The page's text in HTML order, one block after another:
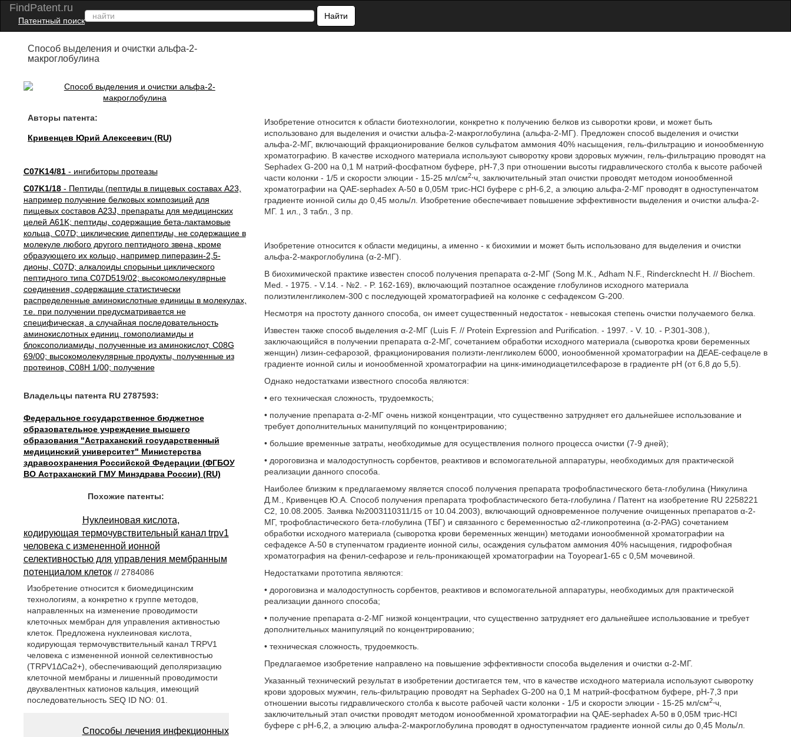
FindPatent.ru
Патентный поиск
Найти
Способ выделения и очистки альфа-2-
макроглобулина
Авторы патента:
Кривенцев Юрий Алексеевич (RU)
C07K14/81- ингибиторы протеазы
C07K1/18- Пептиды (пептиды в пищевых составах A23,
например получение белковых композиций для
пищевых составов A23J, препараты для медицинских
целей A61K; пептиды, содержащие бета-лактамовые
кольца, C07D; циклические дипептиды, не содержащие в
молекуле любого другого пептидного звена, кроме
образующего их кольцо, например пиперазин-2,5-
дионы, C07D; алкалоиды спорыньи циклического
пептидного типа C07D519/02; высокомолекулярные
соединения, содержащие статистически
распределенные аминокислотные единицы в молекулах,
т.е. при получении предусматривается не
специфическая, а случайная последовательность
аминокислотных единиц, гомополиамиды и
блоксополиамиды, полученные из аминокислот, C08G
69/00; высокомолекулярные продукты, полученные из
протеинов, C08H 1/00; получение
Владельцы патента RU 2787593:
Федеральное государственное бюджетное
образовательное учреждение высшего
образования "Астраханский государственный
медицинский университет" Министерства
здравоохранения Российской Федерации (ФГБОУ
ВО Астраханский ГМУ Минздрава России) (RU)
Изобретение относится к области биотехнологии, конкретно к получению белков из сыворотки крови, и может быть
использовано для выделения и очистки альфа-2-макроглобулина (альфа-2-МГ). Предложен способ выделения и очистки
альфа-2-МГ, включающий фракционирование белков сульфатом аммония 40% насыщения, гель-фильтрацию и ионообменную
хроматографию. В качестве исходного материала используют сыворотку крови здоровых мужчин, гель-фильтрацию проводят на
Sephadex G-200 на 0,1 М натрий-фосфатном буфере, рН-7,3 при отношении высоты гидравлического столба к высоте рабочей
части колонки - 1/5 и скорости элюции - 15-25 мл/см2⋅ч, заключительный этап очистки проводят методом ионообменной
хроматографии на QAE-sephadex А-50 в 0,05М трис-HCl буфере с рН-6,2, а элюцию альфа-2-МГ проводят в одноступенчатом
градиенте ионной силы до 0,45 моль/л. Изобретение обеспечивает повышение эффективности выделения и очистки альфа-2-
МГ. 1 ил., 3 табл., 3 пр.
Изобретение относится к области медицины, а именно - к биохимии и может быть использовано для выделения и очистки
альфа-2-макроглобулина (α-2-МГ).
В биохимической практике известен способ получения препарата α-2-МГ (Song М.К., Adham N.F., Rindercknecht Н. // Biochem.
Med. - 1975. - V.14. - №2. - P. 162-169), включающий поэтапное осаждение глобулинов исходного материала
полиэтиленгликолем-300 с последующей хроматографией на колонке с сефадексом G-200.
Несмотря на простоту данного способа, он имеет существенный недостаток - невысокая степень очистки получаемого белка.
Известен также способ выделения α-2-МГ (Luis F. // Protein Expression and Purification. - 1997. - V. 10. - P.301-308.),
заключающийся в получении препарата α-2-МГ, сочетанием обработки исходного материала (сыворотка крови беременных
женщин) лизин-сефарозой, фракционирования полиэти-ленгликолем 6000, ионообменной хроматографии на ДЕАЕ-сефацеле в
градиенте ионной силы и ионообменной хроматографии на цинк-иминодиацетилсефарозе в градиенте рН (от 6,8 до 5,5).
Однако недостатками известного способа являются:
• его техническая сложность, трудоемкость;
• получение препарата α-2-МГ очень низкой концентрации, что существенно затрудняет его дальнейшее использование и
требует дополнительных манипуляций по концентрированию;
• большие временные затраты, необходимые для осуществления полного процесса очистки (7-9 дней);
• дороговизна и малодоступность сорбентов, реактивов и вспомогательной аппаратуры, необходимых для практической
реализации данного способа.
Наиболее близким к предлагаемому является способ получения препарата трофобластического бета-глобулина (Никулина
Д.М., Кривенцев Ю.А. Способ получения препарата трофобластического бета-глобулина / Патент на изобретение RU 2258221
С2, 10.08.2005. Заявка №2003110311/15 от 10.04.2003), включающий одновременное получение очищенных препаратов α-2-
МГ, трофобластического бета-глобулина (ТБГ) и связанного с беременностью α2-гликопротеина (α-2-PAG) сочетанием
обработки исходного материала (сыворотка крови беременных женщин) методами ионообменной хроматографии на
сефадексе А-50 в ступенчатом градиенте ионной силы, осаждения сульфатом аммония 40% насыщения, гидрофобная
хроматография на фенил-сефарозе и гель-проникающей хроматографии на Тоуореаг1-65 с 0,5М мочевиной.
Недостатками прототипа являются:
• дороговизна и малодоступность сорбентов, реактивов и вспомогательной аппаратуры, необходимых для практической
реализации данного способа;
• получение препарата α-2-МГ низкой концентрации, что существенно затрудняет его дальнейшее использование и требует
дополнительных манипуляций по концентрированию;
• техническая сложность, трудоемкость.
Предлагаемое изобретение направлено на повышение эффективности способа выделения и очистки α-2-МГ.
Указанный технический результат в изобретении достигается тем, что в качестве исходного материала используют сыворотку
крови здоровых мужчин, гель-фильтрацию проводят на Sephadex G-200 на 0,1 М натрий-фосфатном буфере, рН-7,3 при
отношении высоты гидравлического столба к высоте рабочей части колонки - 1/5 и скорости элюции - 15-25 мл/см2⋅ч,
заключительный этап очистки проводят методом ионообменной хроматографии на QAE-sephadex А-50 в 0,05М трис-HCl
буфере с рН-6,2, а элюцию альфа-2-макроглобулина проводят в одноступенчатом градиенте ионной силы до 0,45 Моль/л.
Похожие патенты:
Нуклеиновая кислота,
кодирующая термочувствительный канал trpv1
человека с измененной ионной
селективностью для управления мембранным
потенциалом клеток// 2784086
Изобретение относится к биомедицинским
технологиям, а конкретно к группе методов,
направленных на изменение проводимости
клеточных мембран для управления активностью
клеток. Предложена нуклеиновая кислота,
кодирующая термочувствительный канал TRPV1
человека с измененной ионной селективностью
(TRPV1ΔCa2+), обеспечивающий деполяризацию
клеточной мембраны и лишенный проводимости
двухвалентных катионов кальция, имеющий
последовательность SEQ ID NO: 01.
Способы лечения инфекционных